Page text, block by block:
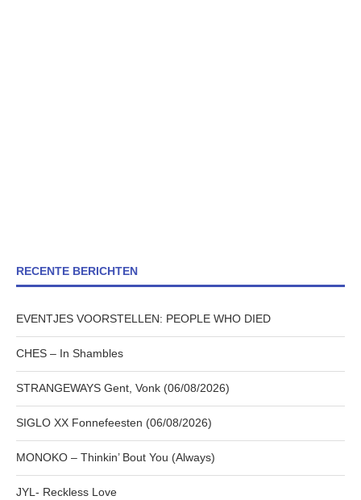
RECENTE BERICHTEN
EVENTJES VOORSTELLEN: PEOPLE WHO DIED
CHES – In Shambles
STRANGEWAYS Gent, Vonk (06/08/2026)
SIGLO XX Fonnefeesten (06/08/2026)
MONOKO – Thinkin’ Bout You (Always)
JYL- Reckless Love